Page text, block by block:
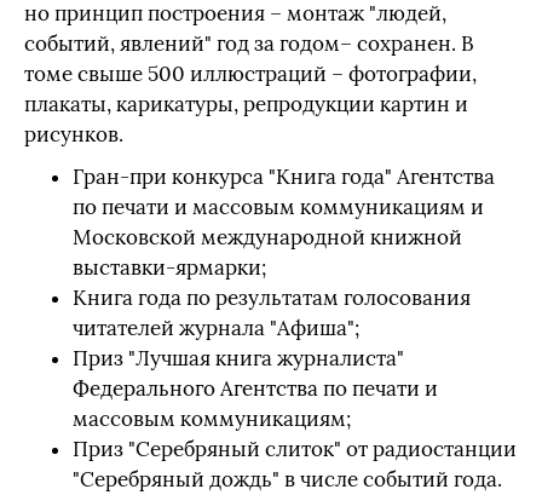
но принцип построения – монтаж "людей,
событий, явлений" год за годом– сохранен. В
томе свыше 500 иллюстраций – фотографии,
плакаты, карикатуры, репродукции картин и
рисунков.
Гран-при конкурса "Книга года" Агентства
по печати и массовым коммуникациям и
Московской международной книжной
выставки-ярмарки;
Книга года по результатам голосования
читателей журнала "Афиша";
Приз "Лучшая книга журналиста"
Федерального Агентства по печати и
массовым коммуникациям;
Приз "Серебряный слиток" от радиостанции
"Серебряный дождь" в числе событий года.